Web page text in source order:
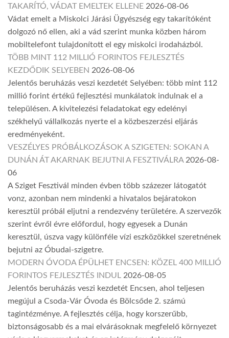
TAKARÍTÓ, VÁDAT EMELTEK ELLENE 2026-08-06
Vádat emelt a Miskolci Járási Ügyészség egy takarítóként
dolgozó nő ellen, aki a vád szerint munka közben három
mobiltelefont tulajdonított el egy miskolci irodaházból.
TÖBB MINT 112 MILLIÓ FORINTOS FEJLESZTÉS
KEZDŐDIK SELYEBEN 2026-08-06
Jelentős beruházás veszi kezdetét Selyében: több mint 112
millió forint értékű fejlesztési munkálatok indulnak el a
településen. A kivitelezési feladatokat egy edelényi
székhelyű vállalkozás nyerte el a közbeszerzési eljárás
eredményeként.
VESZÉLYES PRÓBÁLKOZÁSOK A SZIGETEN: SOKAN A
DUNÁN ÁT AKARNAK BEJUTNI A FESZTIVÁLRA 2026-08-
06
A Sziget Fesztivál minden évben több százezer látogatót
vonz, azonban nem mindenki a hivatalos bejáratokon
keresztül próbál eljutni a rendezvény területére. A szervezők
szerint évről évre előfordul, hogy egyesek a Dunán
keresztül, úszva vagy különféle vízi eszközökkel szeretnének
bejutni az Óbudai-szigetre.
MODERN ÓVODA ÉPÜLHET ENCSEN: KÖZEL 400 MILLIÓ
FORINTOS FEJLESZTÉS INDUL 2026-08-05
Jelentős beruházás veszi kezdetét Encsen, ahol teljesen
megújul a Csoda-Vár Óvoda és Bölcsőde 2. számú
tagintézménye. A fejlesztés célja, hogy korszerűbb,
biztonságosabb és a mai elvárásoknak megfelelő környezet